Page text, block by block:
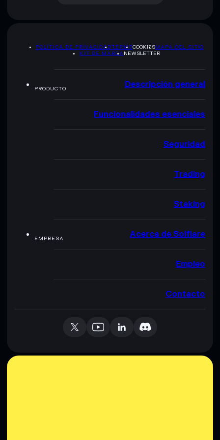
POLÍTICA DE PRIVACIDADTERMSCOOKIESMAPA DEL SITIO
KIT DE MARCA NEWSLETTER
PRODUCTO Descripción general
Funcionalidades esenciales
Seguridad
Trading
Staking
EMPRESA Acerca de Solflare
Empleo
Contacto